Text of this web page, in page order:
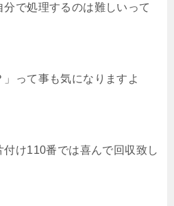
で処理するのは難しいって
」って事も気になりますよ
け110番では喜んで回収致し